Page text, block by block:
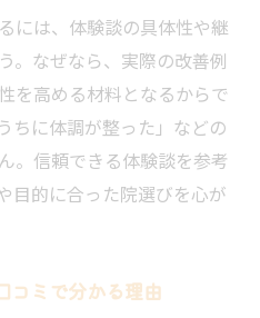
し方を口コミでチェッ
続させる生活習慣とは
院施術後のセルフケア
鍼灸院のアドバイス
で安心な過ごし方を知る
ートを口コミで確認
には、体験談の具体性や継
。なぜなら、実際の改善例
を高める材料となるからで
ちに体調が整った」などの
。信頼できる体験談を参考
目的に合った院選びを心が
コミで分かる理由